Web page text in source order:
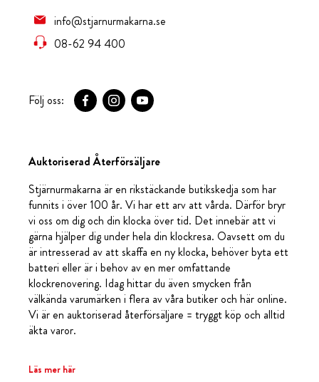
info@stjarnurmakarna.se
08-62 94 400
Följ oss:
Auktoriserad Återförsäljare
Stjärnurmakarna är en rikstäckande butikskedja som har
funnits i över 100 år. Vi har ett arv att vårda. Därför bryr
vi oss om dig och din klocka över tid. Det innebär att vi
gärna hjälper dig under hela din klockresa. Oavsett om du
är intresserad av att skaffa en ny klocka, behöver byta ett
batteri eller är i behov av en mer omfattande
klockrenovering. Idag hittar du även smycken från
välkända varumärken i flera av våra butiker och här online.
Vi är en auktoriserad återförsäljare = tryggt köp och alltid
äkta varor.
Läs mer här